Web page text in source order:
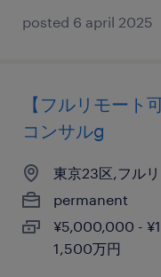
posted 6 april 2025
【フルリモー
コンサルg
東京23区,フル
permanent
¥5,000,000 -
1,500万円